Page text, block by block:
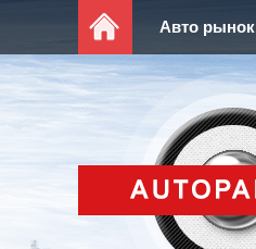
Авто рынок